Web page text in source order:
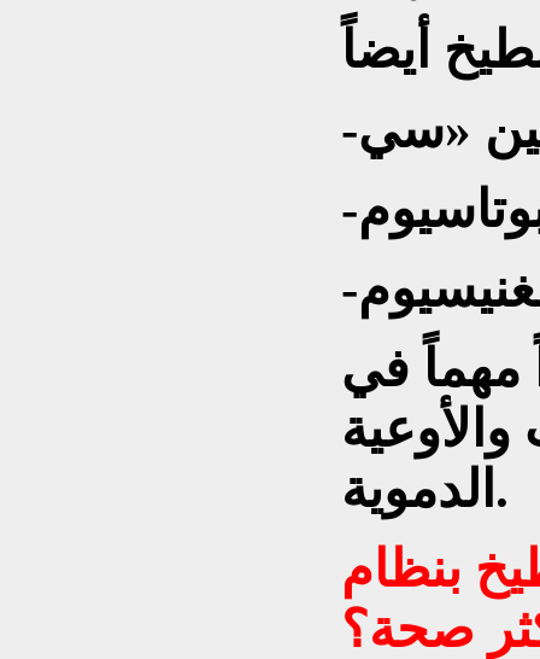
مهماً في
الدموية.
بنظام
صحة؟